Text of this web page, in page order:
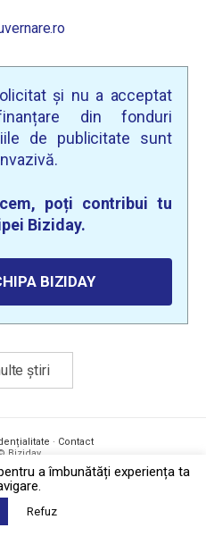
și nu a acceptat
din fonduri
de publicitate sunt
poți contribui tu
Biziday.
BIZIDAY
știri
· Contact
Biziday
a îmbunătăți experiența ta
Refuz